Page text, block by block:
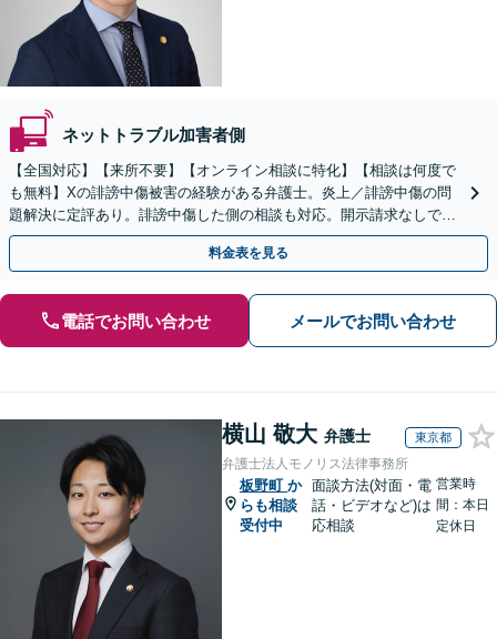
ネットトラブル加害者側
【全国対応】【来所不要】【オンライン相談に特化】【相談は何度で
も無料】Xの誹謗中傷被害の経験がある弁護士。炎上／誹謗中傷の問
題解決に定評あり。誹謗中傷した側の相談も対応。開示請求なしで本
人の特定ができる場合もあり。
料金表を見る
電話でお問い合わせ メールでお問い合わせ
横山 敬大 弁護士 東京都
弁護士法人モノリス法律事務所
板野町 か
らも相談
受付中
面談方法(対面・電
話・ビデオなど)は
応相談
営業時
間：本日
定休日